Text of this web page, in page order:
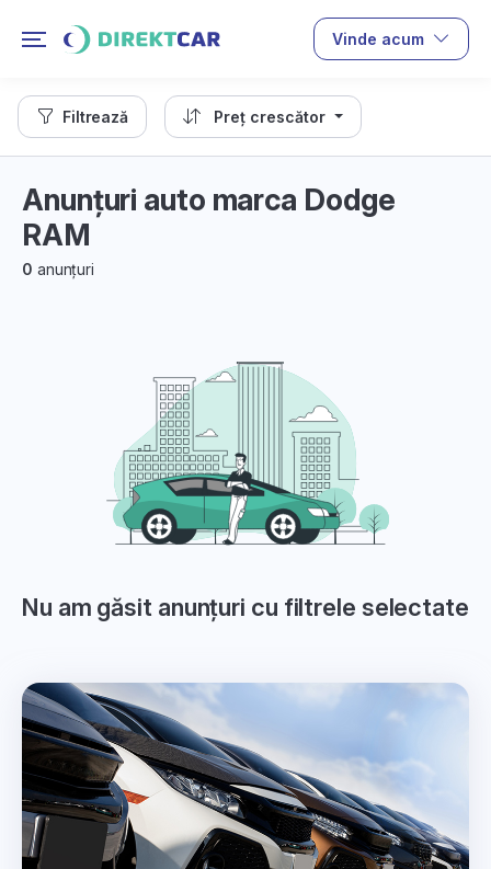
Vinde acum
Filtrează Preț crescător
Anunțuri auto marca Dodge
RAM
0 anunțuri
Nu am găsit anunțuri cu filtrele selectate